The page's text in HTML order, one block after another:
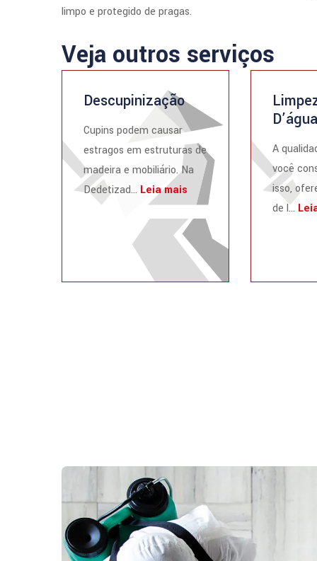
limpo e protegido de pragas.
Veja outros serviços
Descupinização
Cupins podem causar
estragos em estruturas de
madeira e mobiliário. Na
Dedetizad... Leia mais
D’água
A
você
isso,
de l...